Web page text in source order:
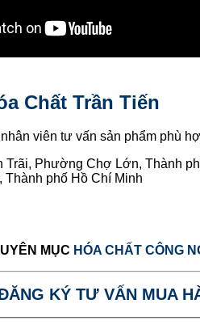
Chất Trần Tiến
viên tư vấn sản phẩm phù
Trãi, Phường Chợ Lớn, Thành
Thành phố Hồ Chí Minh
MỤC HÓA CHẤT CÔNG
KÝ TƯ VẤN MUA